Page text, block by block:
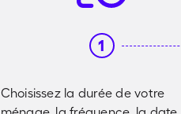
1
Choisissez la durée de votre